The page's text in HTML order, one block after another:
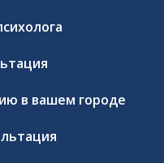
в вашем городе